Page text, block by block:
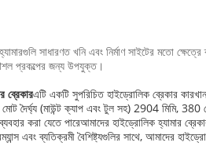
সাধারণত খনি এবং নির্মাণ সাইটের মতো
প্রকল্পের জন্য উপযুক্ত।
ব্রেকারএটি একটি সুপরিচিত হাইড্রোলিক ব্রেকার
মোট দৈর্ঘ্য (মাউন্ট ক্যাপ এবং টুল সহ) 2904 মিমি,
করা যেতে পারেআমাদের হাইড্রোলিক হ্যামার
এবং ব্যতিক্রমী বৈশিষ্ট্যগুলির সাথে, আমাদের